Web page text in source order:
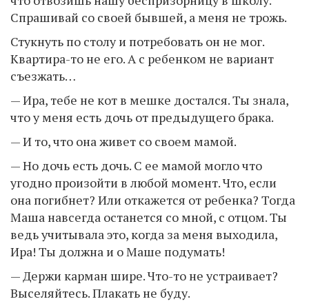
Спрашивай со своей бывшей, а меня не трожь.
Стукнуть по столу и потребовать он не мог.
Квартира-то не его. А с ребенком не вариант
съезжать…
— Ира, тебе не кот в мешке достался. Ты знала,
что у меня есть дочь от предыдущего брака.
— И то, что она живет со своем мамой.
— Но дочь есть дочь. С ее мамой могло что
угодно произойти в любой момент. Что, если
она погибнет? Или откажется от ребенка? Тогда
Маша навсегда останется со мной, с отцом. Ты
ведь учитывала это, когда за меня выходила,
Ира! Ты должна и о Маше подумать!
— Держи карман шире. Что-то не устраивает?
Выселяйтесь. Плакать не буду.